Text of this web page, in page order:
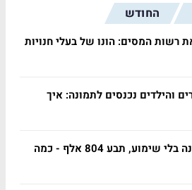
החודש
רשות המסים: הונו של בעלי חנויות
והילדים נכנסים לתמונה: איך
פוטר אחרי 29 שנה בלי שימוע, תבע 804 אלף - כמה